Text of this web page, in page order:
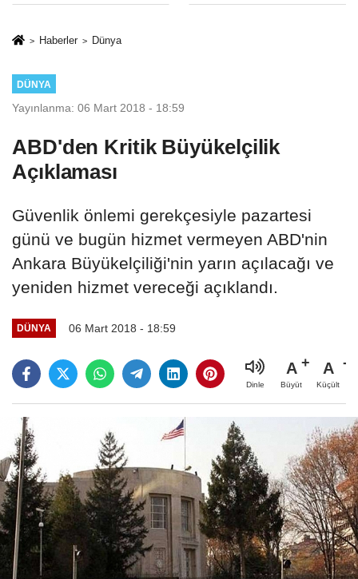
izmariti
Haberler Dünya
DÜNYA
Yayınlanma: 06 Mart 2018 - 18:59
ABD'den Kritik Büyükelçilik
Açıklaması
Güvenlik önlemi gerekçesiyle pazartesi
günü ve bugün hizmet vermeyen ABD'nin
Ankara Büyükelçiliği'nin yarın açılacağı ve
yeniden hizmet vereceği açıklandı.
DÜNYA 06 Mart 2018 - 18:59
Dinle
A
Büyüt
A
Küçült